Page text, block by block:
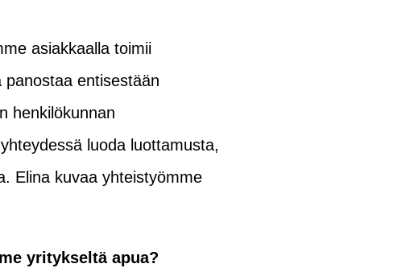
asiakkaalla toimii
panostaa entisestään
henkilökunnan
luoda luottamusta,
Elina kuvaa yhteistyömme
yritykseltä apua?